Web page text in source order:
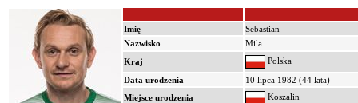
Imię
Sebastian
Nazwisko
Mila
Kraj
Polska
Data urodzenia
10 lipca 1982 (44 lata)
Miejsce urodzenia
Koszalin